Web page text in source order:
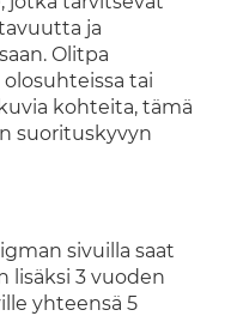
ja
Olitpa
olosuhteissa tai
kohteita, tämä
suorituskyvyn
sivuilla saat
lisäksi 3 vuoden
yhteensä 5